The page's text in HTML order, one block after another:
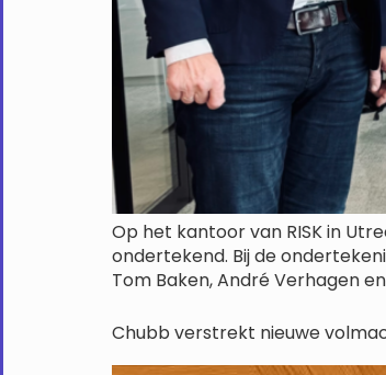
Op het kantoor van RISK in
ondertekend. Bij de
Tom Baken, André Verhagen
Chubb verstrekt nieuwe